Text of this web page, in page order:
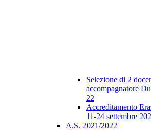
Selezione di 2
accompagnatore
22
Accreditamento
11-24 settembre
A.S. 2021/2022